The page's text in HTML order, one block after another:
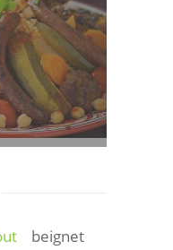
beignet